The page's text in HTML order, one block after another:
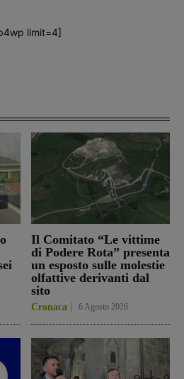
Il Comitato “Le vittime
di Podere Rota” presenta
un esposto sulle molestie
olfattive derivanti dal
sito
Cronaca 6 Agosto 2026
limit=4]